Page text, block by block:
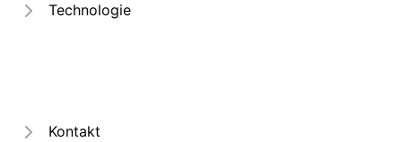
Technologie
Kontakt